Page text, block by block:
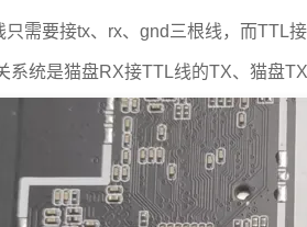
需要接tx、rx、gnd三根线，而TTL
系统是猫盘RX接TTL线的TX、猫盘